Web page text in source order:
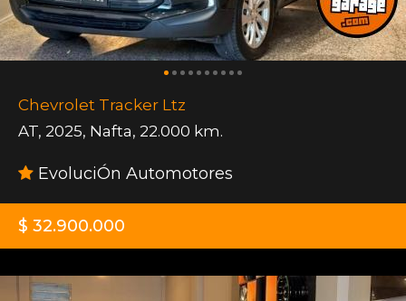
Chevrolet Tracker Ltz
AT, 2025, Nafta, 22.000 km.
EvoluciÓn Automotores
$ 32.900.000